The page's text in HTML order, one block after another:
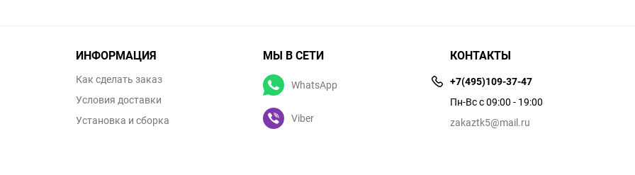
ИНФОРМАЦИЯ
Как сделать заказ
Условия доставки
Установка и сборка
МЫ В СЕТИ
WhatsApp
Viber
КОНТАКТЫ
+7(495)109-37-47
Пн-Вс с 09:00 - 19:00
zakaztk5@mail.ru